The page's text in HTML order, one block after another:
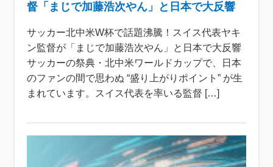
督「まじで加藤浩次やん」と日本で大反響
サッカー北中米W杯で話題沸騰！スイス代表ヤキ
ン監督が「まじで加藤浩次やん」と日本で大反響
サッカーの祭典・北中米ワールドカップで、日本
のファンの間で思わぬ “盛り上がりポイント” が生
まれています。スイス代表を率いる監督 […]